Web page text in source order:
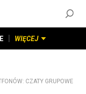
WIĘCEJ
CZATY GRUPOWE